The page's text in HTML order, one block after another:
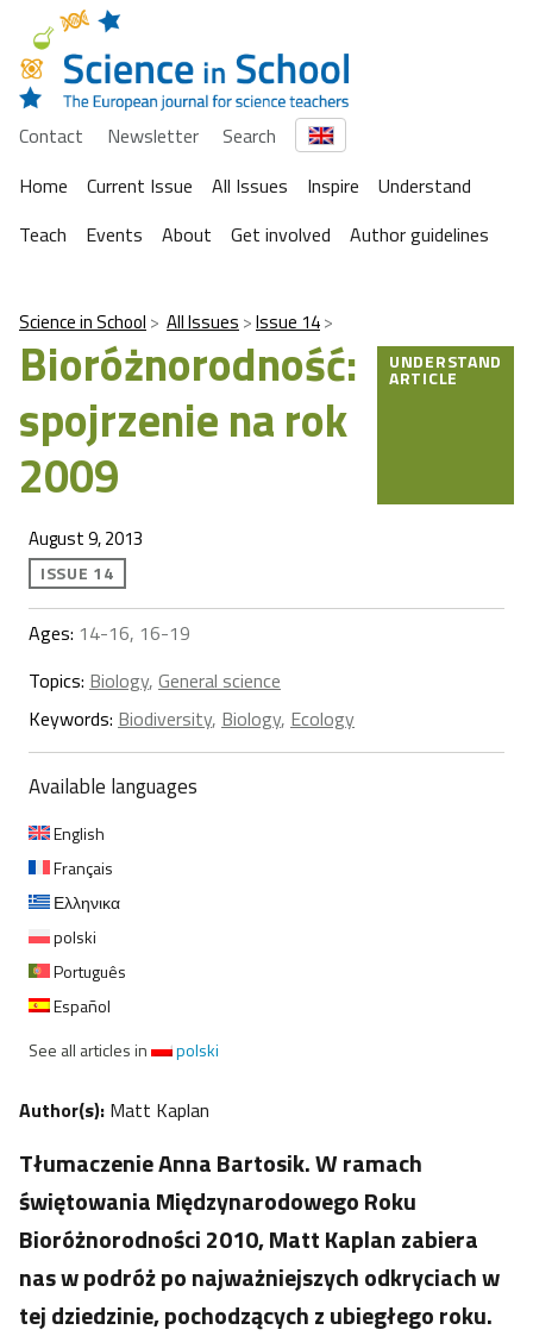
Contact Newsletter
Search
Home
Current Issue All Issues Inspire
Understand
Teach
Events About Get involved Author guidelines
Science in School All Issues Issue 14
Bioróżnorodność:
spojrzenie na rok
2009
UNDERSTAND
ARTICLE
August 9, 2013
ISSUE 14
Ages: 14-16, 16-19
Topics: Biology, General science
Keywords: Biodiversity, Biology, Ecology
Available languages
English
Français
Ελληνικα
polski
Português
Español
See all articles in
polski
Author(s): Matt Kaplan
Tłumaczenie Anna Bartosik. W ramach
świętowania Międzynarodowego Roku
Bioróżnorodności 2010, Matt Kaplan zabiera
nas w podróż po najważniejszych odkryciach w
tej dziedzinie, pochodzących z ubiegłego roku.